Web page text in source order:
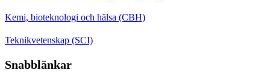
Kemi, bioteknologi och hälsa (CBH)
Teknikvetenskap (SCI)
Snabblänkar